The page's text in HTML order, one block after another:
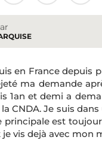
en France depuis
ma demande
1an et demi a
CNDA. Je suis
principale est
vis dejà avec mon